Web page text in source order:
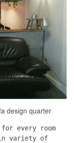
design quarter
every room
in variety of